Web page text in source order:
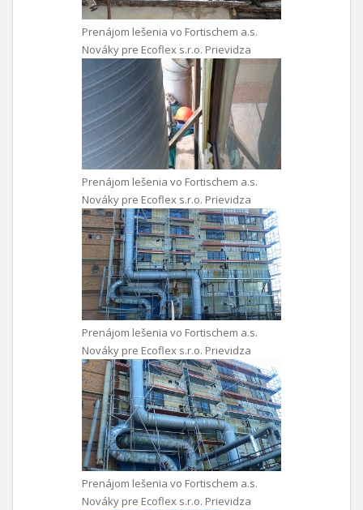
Prenájom lešenia vo Fortischem a.s.
Nováky pre Ecoflex s.r.o. Prievidza
Prenájom lešenia vo Fortischem a.s.
Nováky pre Ecoflex s.r.o. Prievidza
Prenájom lešenia vo Fortischem a.s.
Nováky pre Ecoflex s.r.o. Prievidza
Prenájom lešenia vo Fortischem a.s.
Nováky pre Ecoflex s.r.o. Prievidza